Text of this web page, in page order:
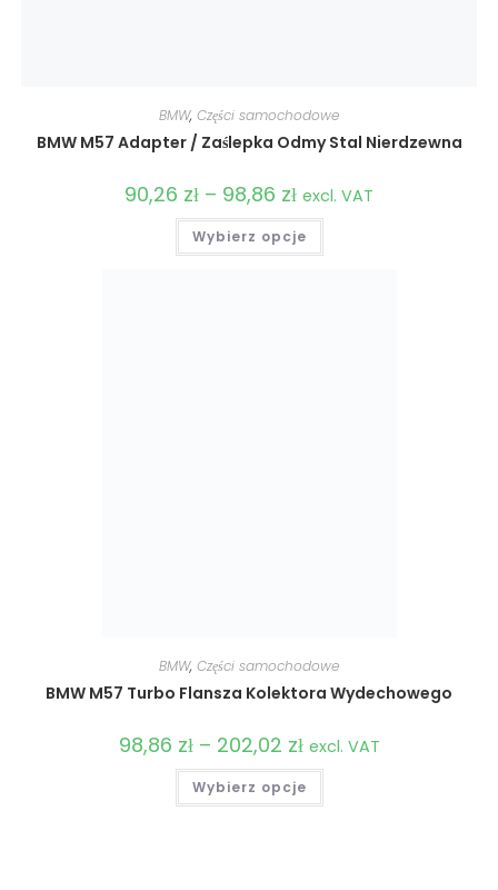
BMW, Części samochodowe
BMW M57 Adapter / Zaślepka Odmy Stal Nierdzewna
90,26 zł – 98,86 zł Zakres
cen:
od
90,26 zł
do
excl. VAT
Wybierz opcje Ten
ma
BMW, Części samochodowe
BMW M57 Turbo Flansza Kolektora Wydechowego
98,86 zł – 202,02 złZakres
cen:
od
98,86 zł
do
excl. VAT
Wybierz opcje
ma